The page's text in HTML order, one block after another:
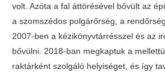
volt. Azóta a fal áttörésével bővült az
a szomszédos polgárőrség, a
2007-ben a kézikönyvtárrésszel és az
bővülni. 2018-ban megkaptuk a
raktárként szolgáló helyiséget, és így